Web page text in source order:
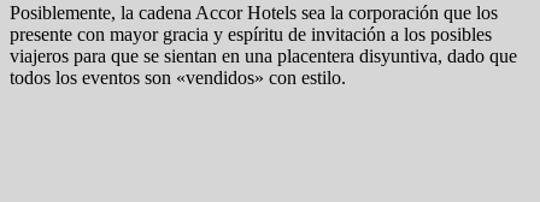
Posiblemente, la cadena Accor Hotels sea la corporación que los
presente con mayor gracia y espíritu de invitación a los posibles
viajeros para que se sientan en una placentera disyuntiva, dado que
todos los eventos son «vendidos» con estilo.